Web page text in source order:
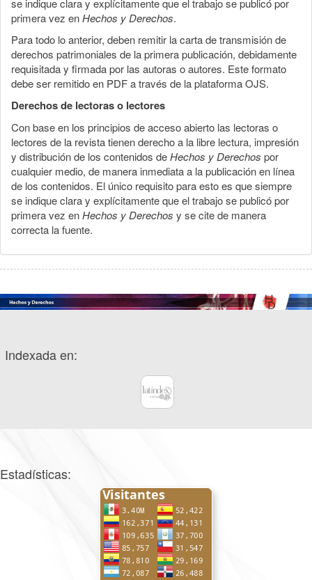
se indique clara y explícitamente que el trabajo se publicó por
primera vez enHechos y Derechos.
Para todo lo anterior, deben remitir la carta de transmisión de
derechos patrimoniales de la primera publicación, debidamente
requisitada y firmada por las autoras o autores. Este formato
debe ser remitido en PDF a través de la plataforma OJS.
Derechos de lectoras o lectores
Con base en los principios de acceso abierto las lectoras o
lectores de la revista tienen derecho a la libre lectura, impresión
y distribución de los contenidos deHechos y Derechos por
cualquier medio, de manera inmediata a la publicación en línea
de los contenidos. El único requisito para esto es que siempre
se indique clara y explícitamente que el trabajo se publicó por
primera vez enHechos y Derechos y se cite de manera
correcta la fuente.
Indexada en:
Estadísticas: